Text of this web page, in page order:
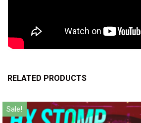
RELATED PRODUCTS
Sale!